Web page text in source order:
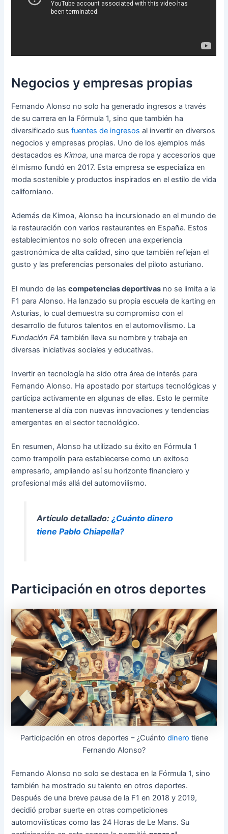
Negocios y empresas propias
Fernando Alonso no solo ha generado ingresos a través
de su carrera en la Fórmula 1, sino que también ha
diversificado susfuentes de ingresos al invertir en diversos
negocios y empresas propias. Uno de los ejemplos más
destacados esKimoa, una marca de ropa y accesorios que
él mismo fundó en 2017. Esta empresa se especializa en
moda sostenible y productos inspirados en el estilo de vida
californiano.
Además de Kimoa, Alonso ha incursionado en el mundo de
la restauración con varios restaurantes en España. Estos
establecimientos no solo ofrecen una experiencia
gastronómica de alta calidad, sino que también reflejan el
gusto y las preferencias personales del piloto asturiano.
El mundo de lascompetencias deportivas no se limita a la
F1 para Alonso. Ha lanzado su propia escuela de karting en
Asturias, lo cual demuestra su compromiso con el
desarrollo de futuros talentos en el automovilismo. La
Fundación FA también lleva su nombre y trabaja en
diversas iniciativas sociales y educativas.
Invertir en tecnología ha sido otra área de interés para
Fernando Alonso. Ha apostado por startups tecnológicas y
participa activamente en algunas de ellas. Esto le permite
mantenerse al día con nuevas innovaciones y tendencias
emergentes en el sector tecnológico.
En resumen, Alonso ha utilizado su éxito en Fórmula 1
como trampolín para establecerse como un exitoso
empresario, ampliando así su horizonte financiero y
profesional más allá del automovilismo.
Artículo detallado: ¿Cuánto dinero
tiene Pablo Chiapella?
Participación en otros deportes
Participación en otros deportes – ¿Cuánto dinero tiene
Fernando Alonso?
Fernando Alonso no solo se destaca en la Fórmula 1, sino
también ha mostrado su talento en otros deportes.
Después de una breve pausa de la F1 en 2018 y 2019,
decidió probar suerte en otras competiciones
automovilísticas como las 24 Horas de Le Mans. Su